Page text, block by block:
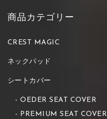
商品カテゴリー
CREST MAGIC
ネックパッド
シートカバー
OEDER SEAT COVER
PREMIUM SEAT COVER